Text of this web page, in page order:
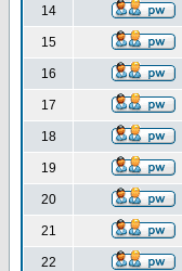
14
15
16
17
18
19
20
21
22